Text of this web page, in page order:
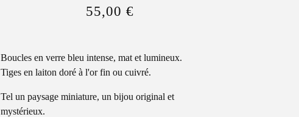
55,00€
Boucles en verre bleu intense, mat et lumineux.
Tiges en laiton doré à l'or fin ou cuivré.
Tel un paysage miniature, un bijou original et
mystérieux.